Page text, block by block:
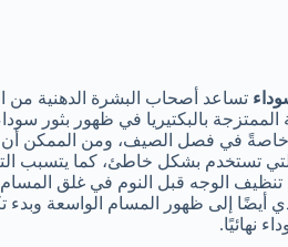
تساعد أصحاب البشرة الدهنية
الممتزجة بالبكتيريا في ظهور بثور
خاصةً في فصل الصيف، ومن الممكن
تستخدم بشكل خاطئ، كما يتسبب
تنظيف الوجه قبل النوم في غلق
أيضًا إلى ظهور المسام الواسعة
نهائيًا.